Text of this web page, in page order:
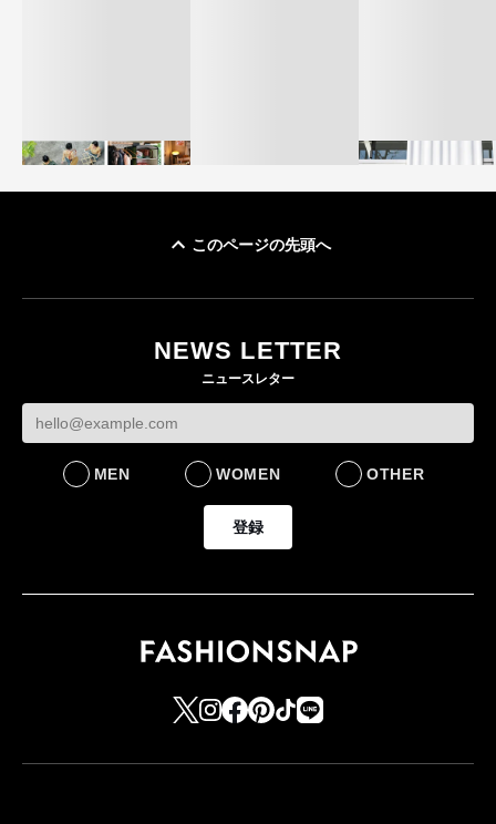
LIFESTYLE
社長 「のんびりした
ら先はない」“前進”す
BUSINESS
BUSINESS
このページの先頭へ
NEWS LETTER
ニュースレター
MEN WOMEN OTHER
登録